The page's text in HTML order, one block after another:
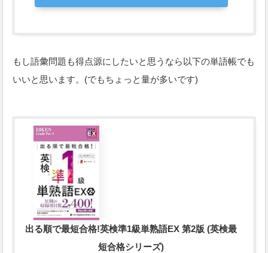
もし語彙問題も得点源にしたいと思うなら以下の単語帳でも
いいと思います。(でもちょっと量が多いです)
出る順で最短合格!英検準1級単熟語EX 第2版 (英検最
短合格シリーズ)